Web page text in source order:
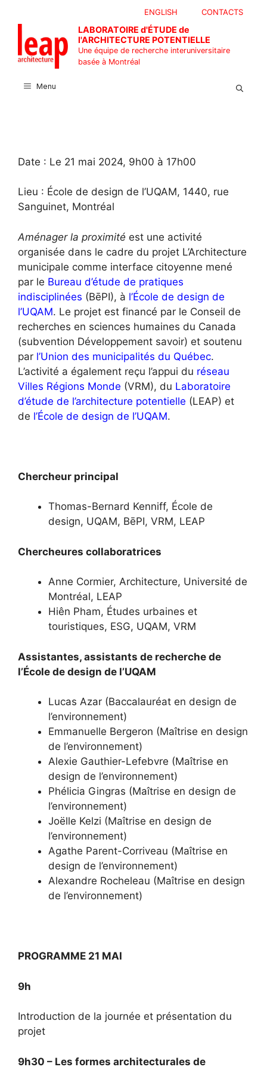
contenu
CONTACTS
ENGLISH
LABORATOIRE d'ÉTUDE de
l'ARCHITECTURE POTENTIELLE
Une équipe de recherche interuniversitaire
basée à Montréal
Menu
Date : Le 21 mai 2024, 9h00 à 17h00
Lieu : École de design de l’UQAM, 1440, rue
Sanguinet, Montréal
Aménager la proximité est une activité
organisée dans le cadre du projet L’Architecture
municipale comme interface citoyenne mené
par le Bureau d’étude de pratiques
indisciplinées (BēPI), à l’École de design de
l’UQAM. Le projet est financé par le Conseil de
recherches en sciences humaines du Canada
(subvention Développement savoir) et soutenu
par l’Union des municipalités du Québec.
L’activité a également reçu l’appui du réseau
Villes Régions Monde (VRM), du Laboratoire
d’étude de l’architecture potentielle (LEAP) et
de l’École de design de l’UQAM.
Chercheur principal
Thomas-Bernard Kenniff, École de
design, UQAM, BēPI, VRM, LEAP
Chercheures collaboratrices
Anne Cormier, Architecture, Université de
Montréal, LEAP
Hiên Pham, Études urbaines et
touristiques, ESG, UQAM, VRM
Assistantes, assistants de recherche de
l’École de design de l’UQAM
Lucas Azar (Baccalauréat en design de
l’environnement)
Emmanuelle Bergeron (Maîtrise en design
de l’environnement)
Alexie Gauthier-Lefebvre (Maîtrise en
design de l’environnement)
Phélicia Gingras (Maîtrise en design de
l’environnement)
Joëlle Kelzi (Maîtrise en design de
l’environnement)
Agathe Parent-Corriveau (Maîtrise en
design de l’environnement)
Alexandre Rocheleau (Maîtrise en design
de l’environnement)
PROGRAMME 21 MAI
9h
Introduction de la journée et présentation du
projet
9h30 – Les formes architecturales de